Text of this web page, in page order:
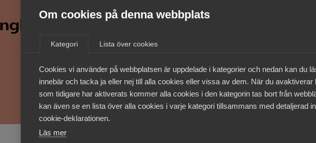
Om cookies på denna webbplats
Kategori Lista över cookies
Cookies vi använder på webbplatsen är uppdelade i kategorier och nedan kan du
innebär och tacka ja eller nej till alla cookies eller vissa av dem. När du avaktiverar
som tidigare har aktiverats kommer alla cookies i den kategorin tas bort från
kan även se en lista över alla cookies i varje kategori tillsammans med detaljerad
cookie-deklarationen.
Läs mer
för medlemmar
Bli medlem